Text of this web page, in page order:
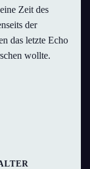
Zeit des
der
das letzte Echo
wollte.